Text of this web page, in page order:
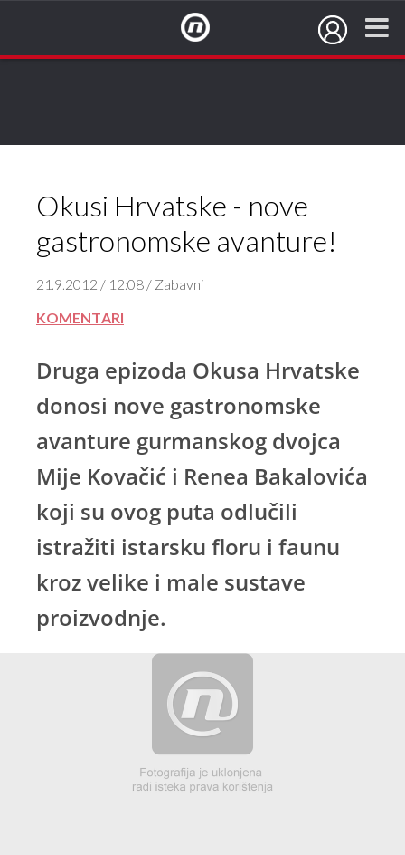
Okusi Hrvatske - nove
gastronomske avanture!
21.9.2012 / 12:08 / Zabavni
KOMENTARI
Druga epizoda Okusa Hrvatske
donosi nove gastronomske
avanture gurmanskog dvojca
Mije Kovačić i Renea Bakalovića
koji su ovog puta odlučili
istražiti istarsku floru i faunu
kroz velike i male sustave
proizvodnje.